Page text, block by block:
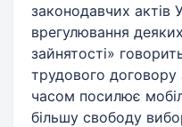
законодавчих актів
врегулювання
зайнятості»
трудового
часом посилює
більшу свободу